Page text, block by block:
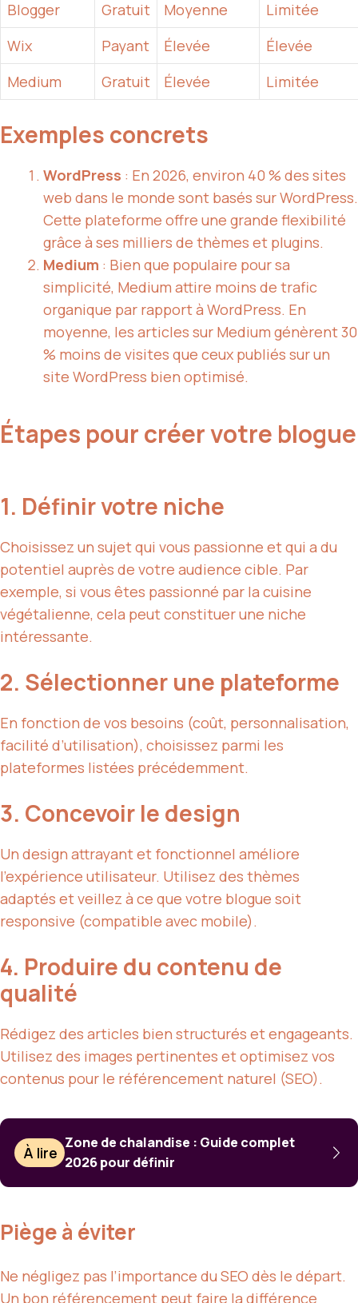
Blogger Gratuit Moyenne
Limitée
Wix
Payant Élevée
Élevée
Medium
Gratuit Élevée Limitée
Exemples concrets
WordPress : En 2026, environ 40 % des sites
web dans le monde sont basés sur WordPress.
Cette plateforme offre une grande flexibilité
grâce à ses milliers de thèmes et plugins.
Medium : Bien que populaire pour sa
simplicité, Medium attire moins de trafic
organique par rapport à WordPress. En
moyenne, les articles sur Medium génèrent 30
% moins de visites que ceux publiés sur un
site WordPress bien optimisé.
Étapes pour créer votre blogue
1. Définir votre niche
Choisissez un sujet qui vous passionne et qui a du
potentiel auprès de votre audience cible. Par
exemple, si vous êtes passionné par la cuisine
végétalienne, cela peut constituer une niche
intéressante.
2. Sélectionner une plateforme
En fonction de vos besoins (coût, personnalisation,
facilité d’utilisation), choisissez parmi les
plateformes listées précédemment.
3. Concevoir le design
Un design attrayant et fonctionnel améliore
l’expérience utilisateur. Utilisez des thèmes
adaptés et veillez à ce que votre blogue soit
responsive (compatible avec mobile).
4. Produire du contenu de
qualité
Rédigez des articles bien structurés et engageants.
Utilisez des images pertinentes et optimisez vos
contenus pour le référencement naturel (SEO).
À lire
Zone de chalandise : Guide complet
2026 pour définir
Piège à éviter
Ne négligez pas l’importance du SEO dès le départ.
Un bon référencement peut faire la différence